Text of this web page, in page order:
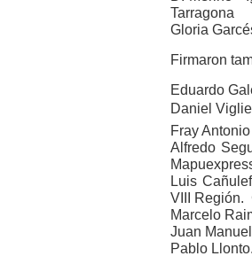
Tarragona
Gloria
Firmaron
Eduardo
Daniel
Fray
Alfredo
Luis
VIII Región.
Marcelo
Juan
Pablo